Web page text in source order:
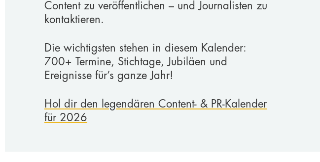
Content zu veröffentlichen – und Journalisten zu
kontaktieren.
Die wichtigsten stehen in diesem Kalender:
700+ Termine, Stichtage, Jubiläen und
Ereignisse für’s ganze Jahr!
Hol dir den legendären Content- & PR-Kalender
für 2026